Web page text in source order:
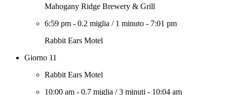
Mahogany Ridge Brewery & Grill
6:59 pm - 0.2 miglia / 1 minuto - 7:01 pm
Rabbit Ears Motel
Giorno 11
Rabbit Ears Motel
10:00 am - 0.7 miglia /3 minuti - 10:04 am